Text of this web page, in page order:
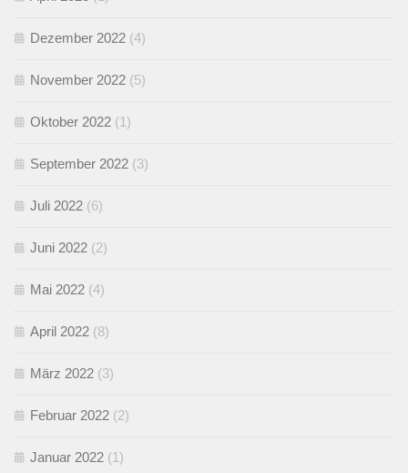
Dezember 2022 (4)
November 2022 (5)
Oktober 2022 (1)
September 2022 (3)
Juli 2022 (6)
Juni 2022 (2)
Mai 2022 (4)
April 2022 (8)
März 2022 (3)
Februar 2022 (2)
Januar 2022 (1)